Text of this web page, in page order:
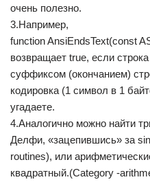
очень полезно.
3.Например,
function AnsiEndsText(const
возвращает true, если
суффиксом (окончанием)
кодировка (1 символ в 1
угадаете.
4.Аналогично можно найти
Делфи, «зацепившись» за
routines), или
квадратный.(Category -